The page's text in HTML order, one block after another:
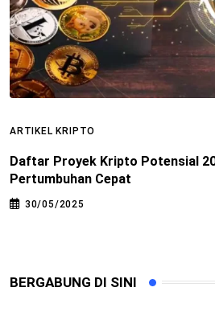
ARTIKEL KRIPTO
Daftar Proyek Kripto Potensial
Pertumbuhan Cepat
30/05/2025
BERGABUNG DI SINI